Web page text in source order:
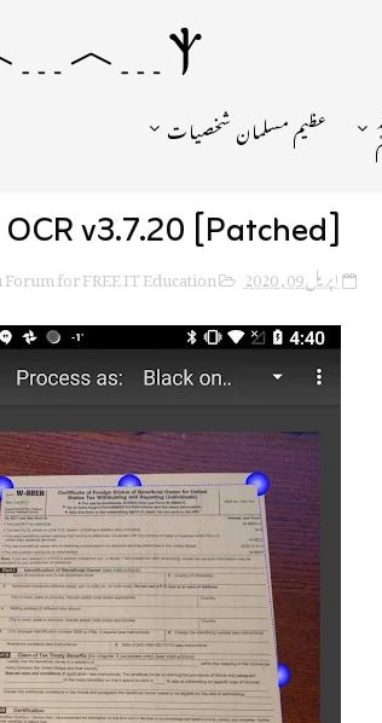
Ⲯ﹍︿﹍︿﹍ الکمونیا ﹍Ⲯ﹍Ⲯ﹍︿﹍☼
عظیم مسلمان شخصیات
v3.7.20 [Patched]
اپریل 09, 2020 for FREE IT Education